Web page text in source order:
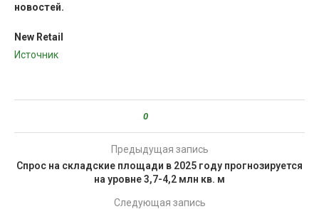
новостей.
New Retail
Источник
0
Предыдущая запись
Cпрос на складские площади в 2025 году прогнозируется
на уровне 3,7-4,2 млн кв. м
Следующая запись